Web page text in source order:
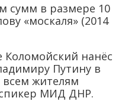
сумм в размере 10
«москаля» (2014
Коломойский нанёс
Путину в
всем жителям
спикер МИД ДНР.